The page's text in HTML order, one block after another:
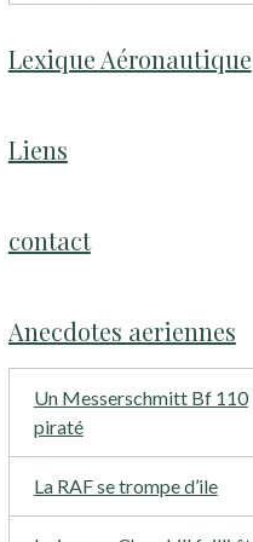
Lexique Aéronautique
Liens
contact
Anecdotes aeriennes
Un Messerschmitt Bf 110
piraté
La RAF se trompe d’ile